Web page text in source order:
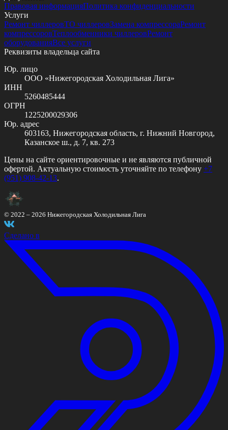
Правовая информацияПолитика конфиденциальности
Услуги
Ремонт чиллеровТО чиллеровЗамена компрессораРемонт
компрессоровТеплообменники чиллеровРемонт
оборудованияВсе услуги
Реквизиты владельца сайта
Юр. лицо
ООО «Нижегородская Холодильная Лига»
ИНН
5260485444
ОГРН
1225200029306
Юр. адрес
603163, Нижегородская область, г. Нижний Новгород,
Казанское ш., д. 7, кв. 273
Цены на сайте ориентировочные и не являются публичной
офертой. Актуальную стоимость уточняйте по телефону +7
(951) 908-42-13.
© 2022 – 2026 Нижегородская Холодильная Лига
Сделано в